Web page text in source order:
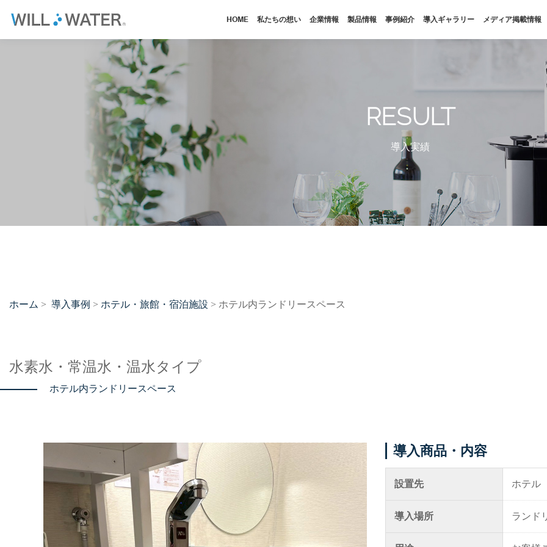
HOME 私たちの想い 企業情報 製品情報 事例紹介 導入ギャラリー メディア掲載情報
0120-288-822
RESULT
導入実績
ホーム > 導入事例 > ホテル・旅館・宿泊施設 > ホテル内ランドリースペース
水素水・常温水・温水タイプ
ホテル内ランドリースペース
導入商品・内容
設置先 ホテル
導入場所 ランド